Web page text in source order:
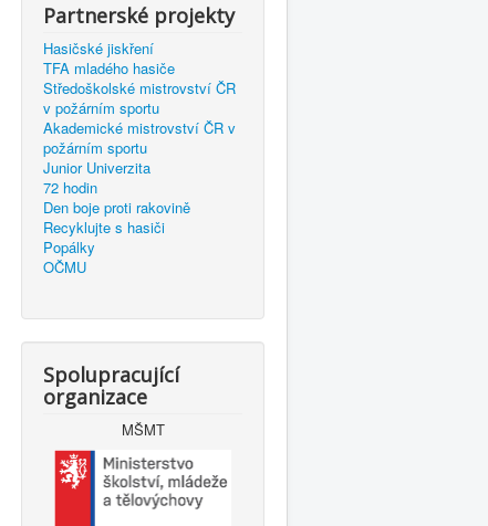
Partnerské projekty
Hasičské jiskření
TFA mladého hasiče
Středoškolské mistrovství ČR
v požárním sportu
Akademické mistrovství ČR v
požárním sportu
Junior Univerzita
72 hodin
Den boje proti rakovině
Recyklujte s hasiči
Popálky
OČMU
Spolupracující
organizace
MŠMT